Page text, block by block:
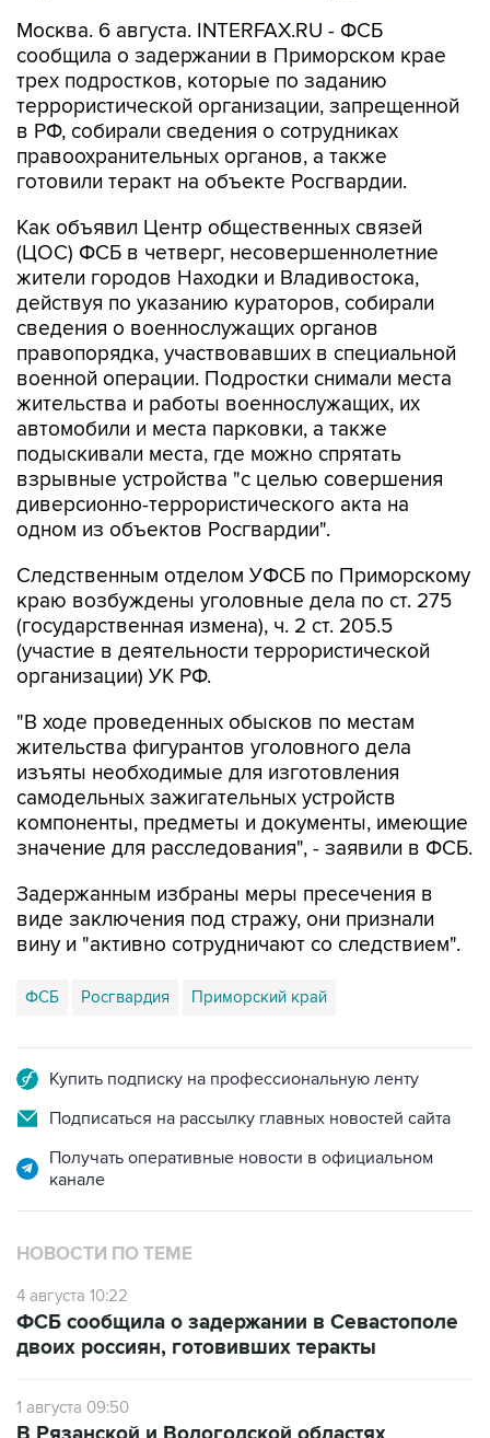
Москва. 6 августа. INTERFAX.RU - ФСБ
сообщила о задержании в Приморском крае
трех подростков, которые по заданию
террористической организации, запрещенной
в РФ, собирали сведения о сотрудниках
правоохранительных органов, а также
готовили теракт на объекте Росгвардии.
Как объявил Центр общественных связей
(ЦОС) ФСБ в четверг, несовершеннолетние
жители городов Находки и Владивостока,
действуя по указанию кураторов, собирали
сведения о военнослужащих органов
правопорядка, участвовавших в специальной
военной операции. Подростки снимали места
жительства и работы военнослужащих, их
автомобили и места парковки, а также
подыскивали места, где можно спрятать
взрывные устройства "с целью совершения
диверсионно-террористического акта на
одном из объектов Росгвардии".
Следственным отделом УФСБ по Приморскому
краю возбуждены уголовные дела по ст. 275
(государственная измена), ч. 2 ст. 205.5
(участие в деятельности террористической
организации) УК РФ.
"В ходе проведенных обысков по местам
жительства фигурантов уголовного дела
изъяты необходимые для изготовления
самодельных зажигательных устройств
компоненты, предметы и документы, имеющие
значение для расследования", - заявили в ФСБ.
Задержанным избраны меры пресечения в
виде заключения под стражу, они признали
вину и "активно сотрудничают со следствием".
ФСБ Росгвардия Приморский край
Купить подписку на профессиональную ленту
Подписаться на рассылку главных новостей сайта
Получать оперативные новости в официальном
канале
НОВОСТИ ПО ТЕМЕ
4 августа 10:22
ФСБ сообщила о задержании в Севастополе
двоих россиян, готовивших теракты
1 августа 09:50